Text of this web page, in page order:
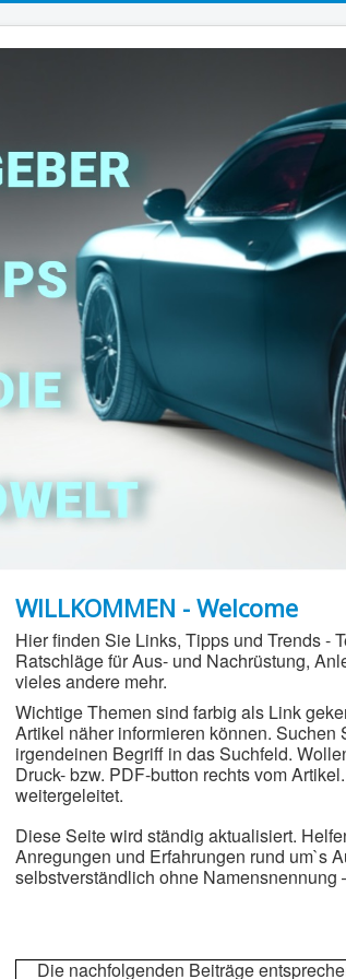
WILLKOMMEN - Welcome
Hier finden Sie Links, Tipps und Trends -
Ratschläge für Aus- und Nachrüstung,
vieles andere mehr.
Wichtige Themen sind farbig als Link
Artikel näher informieren können.
irgendeinen Begriff in das Suchfeld.
Druck- bzw. PDF-button rechts vom
weitergeleitet.
Diese Seite wird ständig aktualisiert.
Anregungen und Erfahrungen rund um`s
selbstverständlich ohne Namensnennung
Die nachfolgenden Beiträge